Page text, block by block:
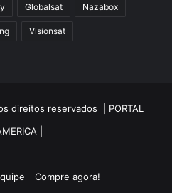
Globalsat Nazabox
Visionsat
direitos reservados | PORTAL
Compre agora!